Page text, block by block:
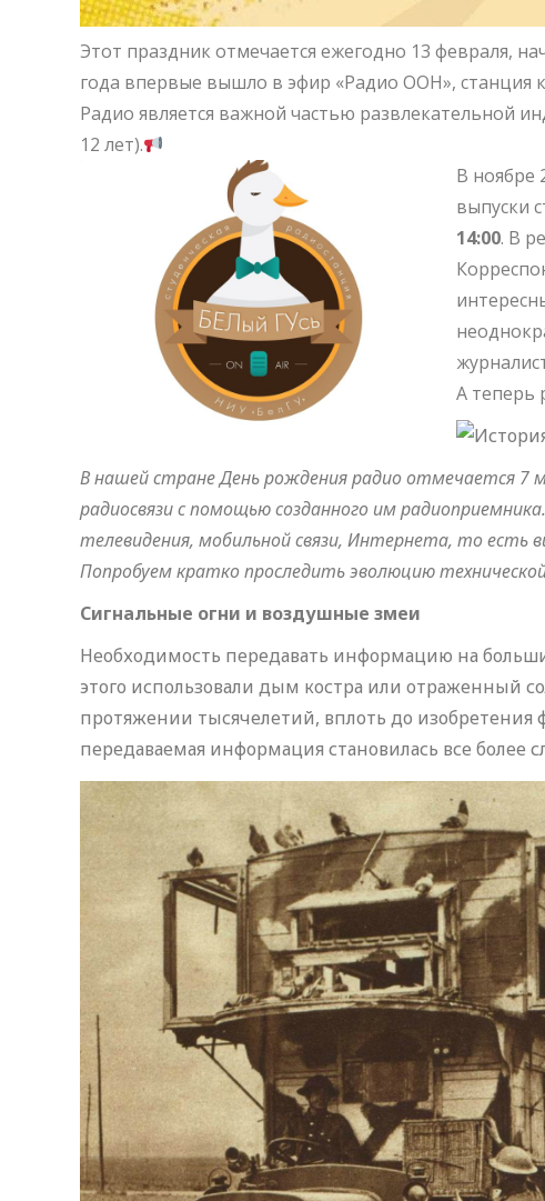
Этот праздник отмечается ежегодно 13 февраля,
года впервые вышло в эфир «Радио ООН», станция
Радио является важной частью развлекательной
12 лет).
В ноябре
выпуски
14:00. В
А теперь
В нашей стране День рождения радио отмечается 7
радиосвязи с помощью созданного им
телевидения, мобильной связи, Интернета, то есть
Попробуем кратко проследить эволюцию
Сигнальные огни и воздушные змеи
Необходимость передавать информацию на
этого использовали дым костра или отраженный
протяжении тысячелетий, вплоть до изобретения
передаваемая информация становилась все